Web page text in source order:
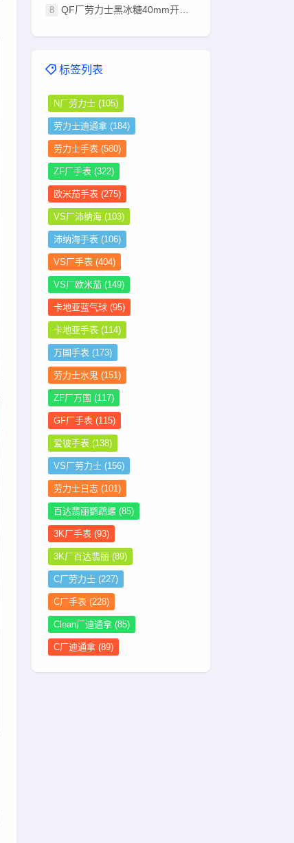
QF厂劳力士黑冰糖40mm开箱：钨钢配重+狗牙圈，这分量太足了
标签列表
N厂劳力士 (105)
劳力士迪通拿 (184)
劳力士手表 (580)
ZF厂手表 (322)
欧米茄手表 (275)
VS厂沛纳海 (103)
沛纳海手表 (106)
VS厂手表 (404)
VS厂欧米茄 (149)
卡地亚蓝气球 (95)
卡地亚手表 (114)
万国手表 (173)
劳力士水鬼 (151)
ZF厂万国 (117)
GF厂手表 (115)
爱彼手表 (138)
VS厂劳力士 (156)
劳力士日志 (101)
百达翡丽鹦鹉螺 (85)
3K厂手表 (93)
3K厂百达翡丽 (89)
C厂劳力士 (227)
C厂手表 (228)
Clean厂迪通拿 (85)
C厂迪通拿 (89)